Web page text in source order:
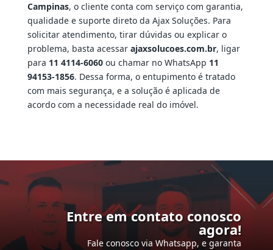
Campinas, o cliente conta com serviço com garantia,
qualidade e suporte direto da Ajax Soluções. Para
solicitar atendimento, tirar dúvidas ou explicar o
problema, basta acessar ajaxsolucoes.com.br, ligar
para 11 4114-6060ou chamar no WhatsApp 11
94153-1856. Dessa forma, o entupimento é tratado
com mais segurança, e a solução é aplicada de
acordo com a necessidade real do imóvel.
Entre em contato conosco
agora!
Fale conosco via Whatsapp, e garanta